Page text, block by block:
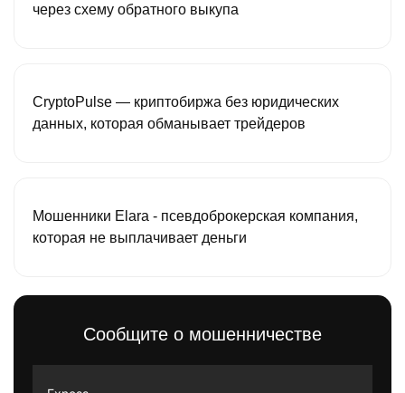
через схему обратного выкупа
CryptoPulse — криптобиржа без юридических
данных, которая обманывает трейдеров
Мошенники Elara - псевдоброкерская компания,
которая не выплачивает деньги
Сообщите о мошенничестве